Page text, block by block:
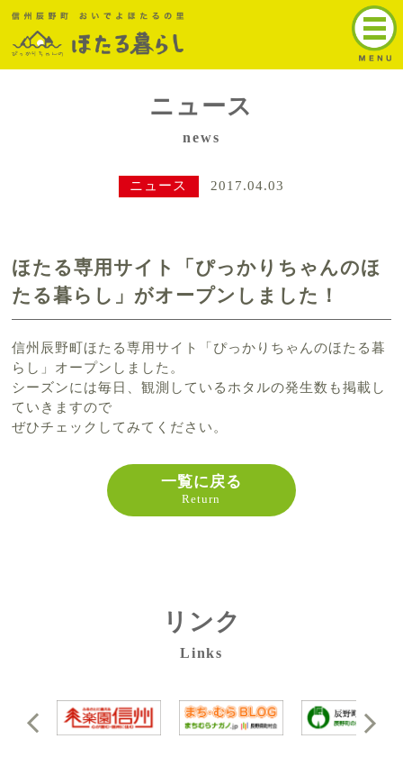
辰野町ほたる
お問い合わせ
ニュース
news
ニュース 2017.04.03
ほたる専用サイト「ぴっかりちゃんのほ
たる暮らし」がオープンしました！
信州辰野町ほたる専用サイト「ぴっかりちゃんのほたる暮
らし」オープンしました。
シーズンには毎日、観測しているホタルの発生数も掲載し
ていきますので
ぜひチェックしてみてください。
一覧に戻る
Return
リンク
Links